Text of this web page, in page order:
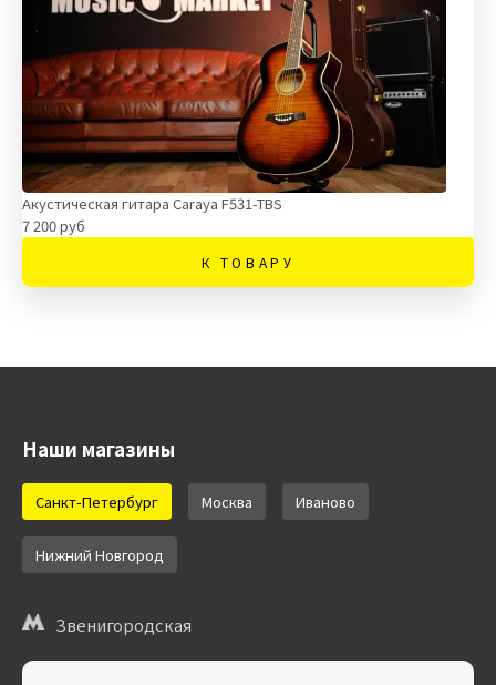
Акустическая гитара Caraya F531-TBS
7 200 руб
К ТОВАРУ
Наши магазины
Санкт-Петербург Москва Иваново
Нижний Новгород
Звенигородская